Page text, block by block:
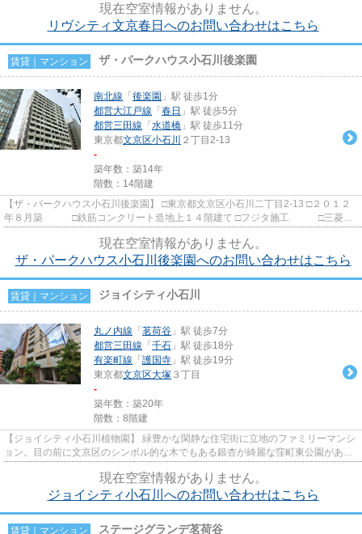
現在空室情報がありません。
リヴシティ文京春日へのお問い合わせはこちら
賃貸｜マンション ザ・パークハウス小石川後楽園
南北線 「 後楽園 」駅 徒歩1分
都営大江戸線 「 春日 」駅 徒歩5分
都営三田線 「 水道橋 」駅 徒歩11分
東京都文京区小石川 ２丁目2-13
-
築年数：築14年
階数：14階建
【ザ・パークハウス小石川後楽園】 □東京都文京区小石川二丁目2-13 □２０１２
年８月築 □鉄筋コンクリート造地上１４階建て □フジタ施工 □三菱地
現在空室情報がありません。
ザ・パークハウス小石川後楽園へのお問い合わせはこちら
賃貸｜マンション ジョイシティ小石川
丸ノ内線 「 茗荷谷 」駅 徒歩7分
都営三田線 「 千石 」駅 徒歩18分
有楽町線 「 護国寺 」駅 徒歩19分
東京都文京区大塚 ３丁目
-
築年数：築20年
階数：8階建
【ジョイシティ小石川植物園】 緑豊かな閑静な住宅街に立地のファミリーマンシ
ョン。目の前に文京区のシンボル的な木でもある銀杏が綺麗な窪町東公園があり
現在空室情報がありません。
ジョイシティ小石川へのお問い合わせはこちら
賃貸｜マンション ステージグランデ茗荷谷